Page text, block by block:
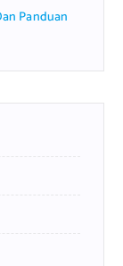
Panduan